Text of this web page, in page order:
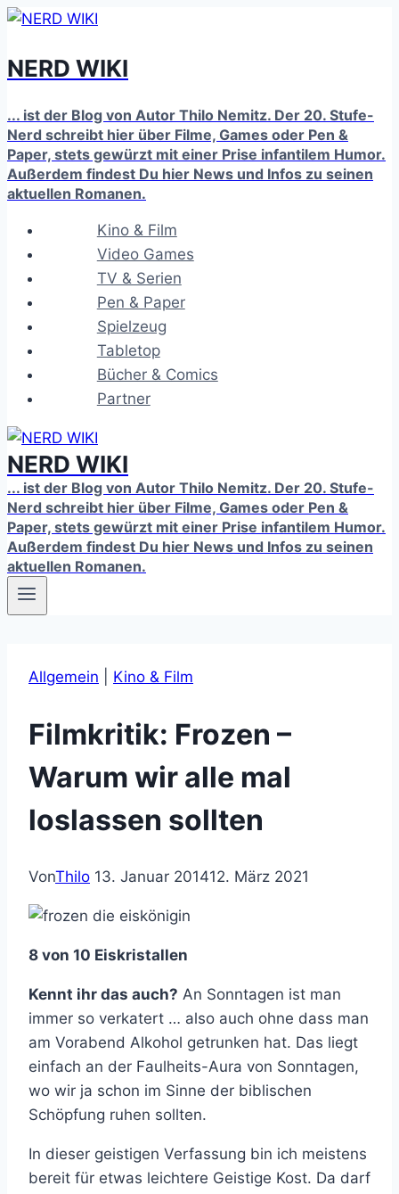
Zum
springen
NERD WIKI
... ist der Blog von Autor Thilo Nemitz. Der 20. Stufe-
Nerd schreibt hier über Filme, Games oder Pen &
Paper, stets gewürzt mit einer Prise infantilem Humor.
Außerdem findest Du hier News und Infos zu seinen
aktuellen Romanen.
Kino & Film
Video Games
TV & Serien
Pen & Paper
Spielzeug
Tabletop
Bücher & Comics
Partner
NERD WIKI
... ist der Blog von Autor Thilo Nemitz. Der 20. Stufe-
Nerd schreibt hier über Filme, Games oder Pen &
Paper, stets gewürzt mit einer Prise infantilem Humor.
Außerdem findest Du hier News und Infos zu seinen
aktuellen Romanen.
Allgemein Kino & Film
Filmkritik: Frozen –
Warum wir alle mal
loslassen sollten
VonThilo 13. Januar 201412. März 2021
8 von 10 Eiskristallen
Kennt ihr das auch? An Sonntagen ist man
immer so verkatert … also auch ohne dass man
am Vorabend Alkohol getrunken hat. Das liegt
einfach an der Faulheits-Aura von Sonntagen,
wo wir ja schon im Sinne der biblischen
Schöpfung ruhen sollten.
In dieser geistigen Verfassung bin ich meistens
bereit für etwas leichtere Geistige Kost. Da darf